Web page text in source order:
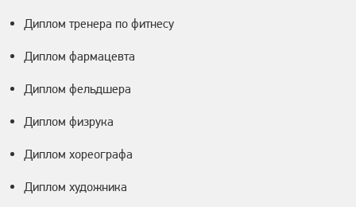
Диплом тренера по фитнесу
Диплом фармацевта
Диплом фельдшера
Диплом физрука
Диплом хореографа
Диплом художника